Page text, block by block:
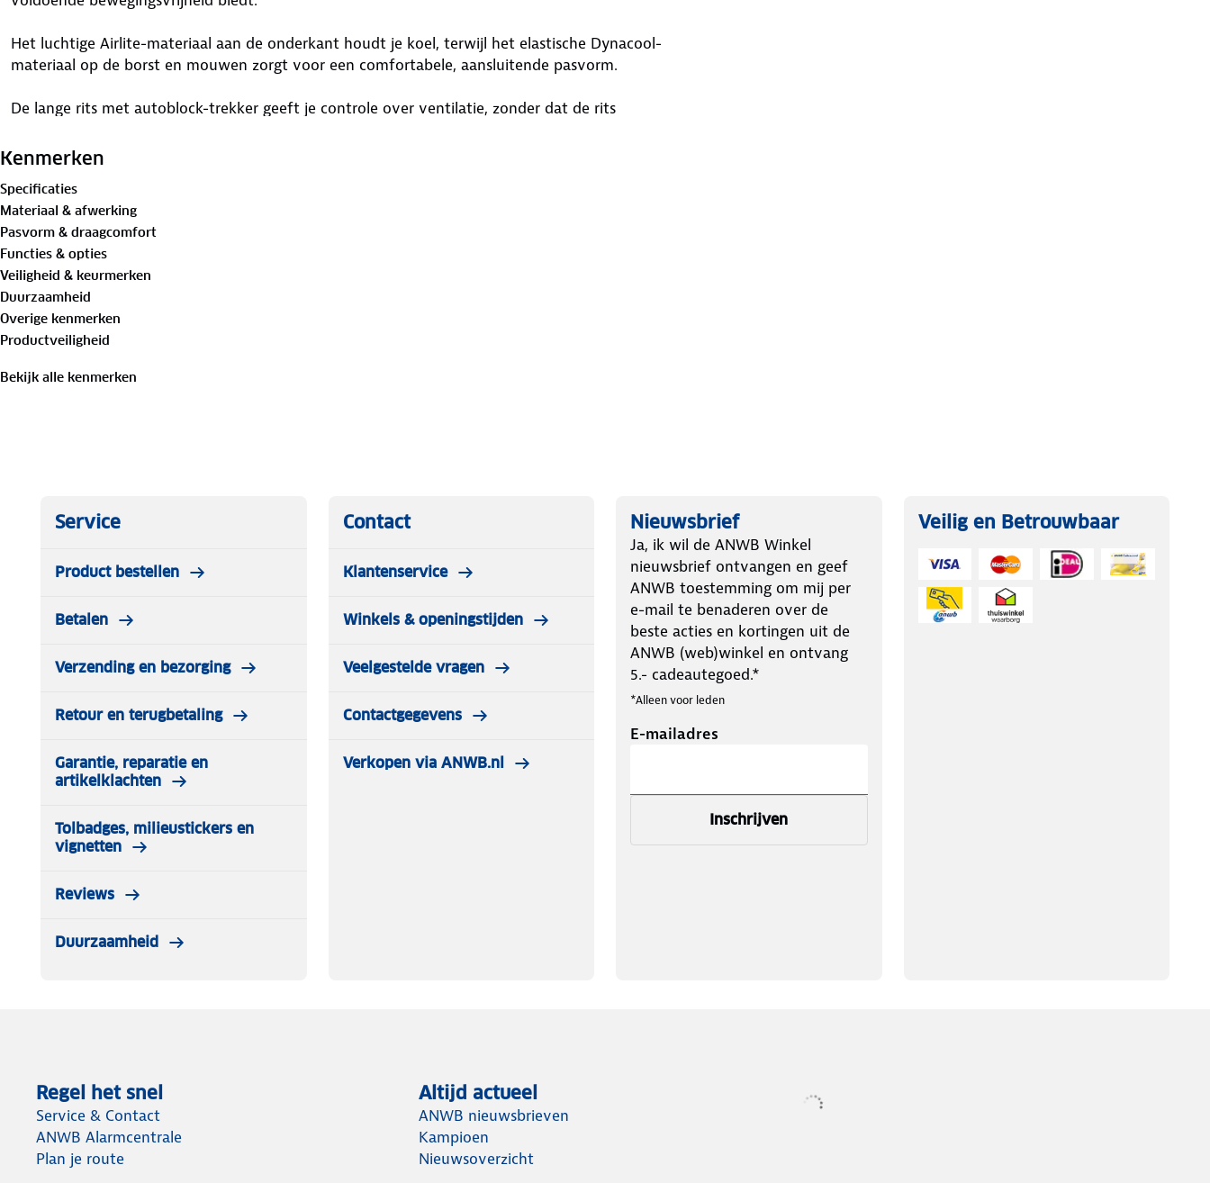
Het luchtige Airlite-materiaal aan de onderkant houdt je koel, terwijl het elastische Dynacool-
materiaal op de borst en mouwen zorgt voor een comfortabele, aansluitende pasvorm.
De lange rits met autoblock-trekker geeft je controle over ventilatie, zonder dat de rits
opbergruimte voor je benodigdheden. De siliconen grip in de taille voorkomt dat het shirt
Belangrijkste kenmerken:
Race pasvorm – Strak aansluitend, maar met voldoende bewegingsvrijheid.
Eco Airlite Breeze-stof – Licht en ademend voor optimale ventilatie.
Eco Dynacool-stof – Elastisch en comfortabel voor een perfecte pasvorm.
Lange rits met autoblock-trekker – Reguleer je ventilatie zonder dat de rits verschuift.
4 achterzakken waarvan 1 met rits – Voldoende ruimte voor al je essentials.
Siliconen grip in de taille – Voorkomt opkruipen en zorgt voor een stabiele pasvorm.
Kenmerken
Specificaties
Materiaal & afwerking
Pasvorm & draagcomfort
Functies & opties
Veiligheid & keurmerken
Duurzaamheid
Overige kenmerken
Productveiligheid
Bekijk alle kenmerken
Service
Product bestellen
Betalen
Verzending en bezorging
Retour en terugbetaling
Garantie, reparatie en
artikelklachten
Tolbadges, milieustickers en
vignetten
Reviews
Duurzaamheid
Contact
Klantenservice
Winkels & openingstijden
Veelgestelde vragen
Contactgegevens
Verkopen via ANWB.nl
Nieuwsbrief
Ja, ik wil de ANWB Winkel
nieuwsbrief ontvangen en geef
ANWB toestemming om mij per
e-mail te benaderen over de
beste acties en kortingen uit de
ANWB (web)winkel en ontvang
5.- cadeautegoed.*
*Alleen voor leden
E-mailadres
Inschrijven
Veilig en Betrouwbaar
Regel het snel
Service & Contact
ANWB Alarmcentrale
Plan je route
Altijd actueel
ANWB nieuwsbrieven
Kampioen
Nieuwsoverzicht